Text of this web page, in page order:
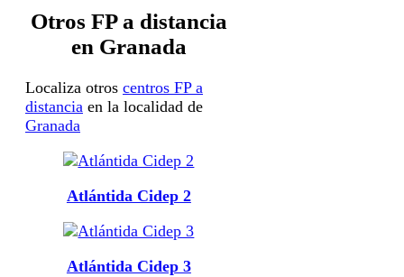
Otros FP a distancia
en Granada
Localiza otros centros FP a
distancia en la localidad de
Granada
Atlántida Cidep 2
Atlántida Cidep 3